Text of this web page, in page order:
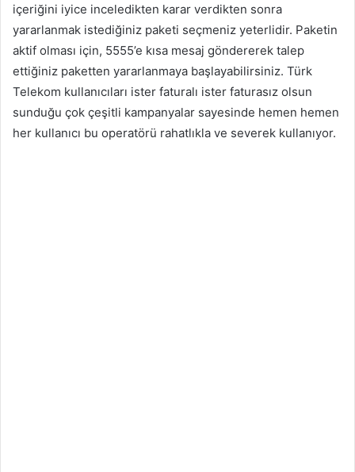
içeriğini iyice inceledikten karar verdikten sonra
yararlanmak istediğiniz paketi seçmeniz yeterlidir. Paketin
aktif olması için, 5555’e kısa mesaj göndererek talep
ettiğiniz paketten yararlanmaya başlayabilirsiniz. Türk
Telekom kullanıcıları ister faturalı ister faturasız olsun
sunduğu çok çeşitli kampanyalar sayesinde hemen hemen
her kullanıcı bu operatörü rahatlıkla ve severek kullanıyor.